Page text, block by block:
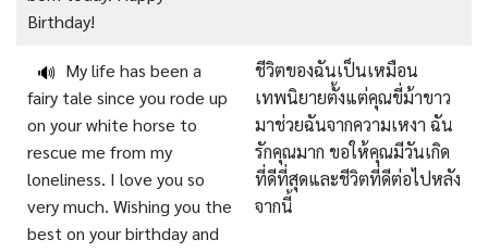
Birthday!
🔊 My life has been a
fairy tale since you rode up
on your white horse to
rescue me from my
loneliness. I love you so
very much. Wishing you the
best on your birthday and
ชีวิตของฉันเป็นเหมือน
เทพนิยายตั้งแต่คุณขี่ม้าขาว
มาช่วยฉันจากความเหงา ฉัน
รักคุณมาก ขอให้คุณมีวันเกิด
ที่ดีที่สุดและชีวิตที่ดีต่อไปหลัง
จากนี้